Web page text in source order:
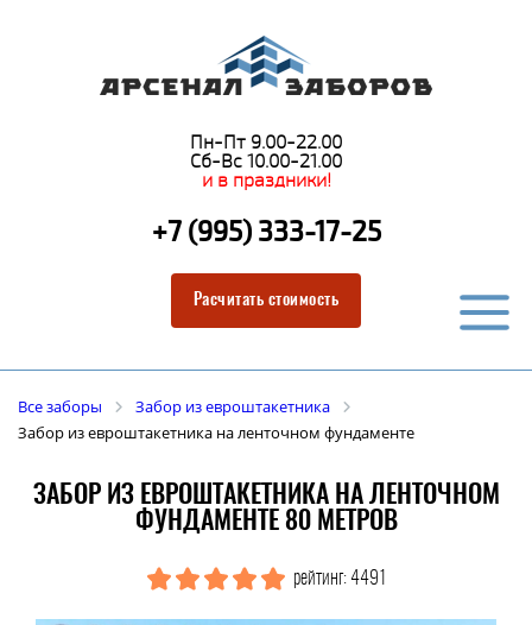
Пн-Пт 9.00-22.00
Сб-Вс 10.00-21.00
и в праздники!
+7 (995) 333-17-25
Расчитать стоимость
Все заборы
Забор из евроштакетника
Забор из евроштакетника на ленточном фундаменте
ЗАБОР ИЗ ЕВРОШТАКЕТНИКА НА ЛЕНТОЧНОМ
ФУНДАМЕНТЕ 80 МЕТРОВ
рейтинг: 4491